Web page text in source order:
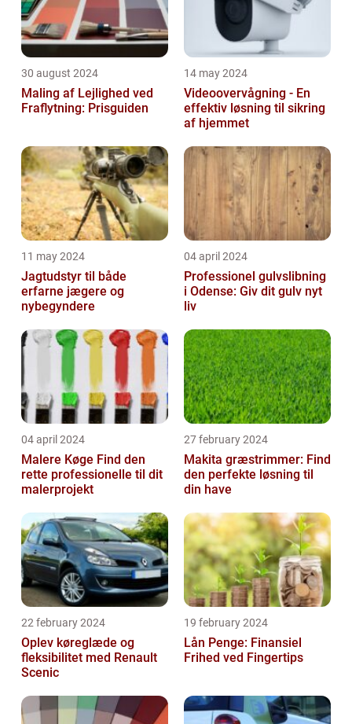
30 august 2024
Maling af Lejlighed ved
Fraflytning: Prisguiden
14 may 2024
Videoovervågning - En
effektiv løsning til sikring
af hjemmet
11 may 2024
Jagtudstyr til både
erfarne jægere og
nybegyndere
04 april 2024
Professionel gulvslibning
i Odense: Giv dit gulv nyt
liv
04 april 2024
Malere Køge Find den
rette professionelle til dit
malerprojekt
27 february 2024
Makita græstrimmer: Find
den perfekte løsning til
din have
22 february 2024
Oplev køreglæde og
fleksibilitet med Renault
Scenic
19 february 2024
Lån Penge: Finansiel
Frihed ved Fingertips